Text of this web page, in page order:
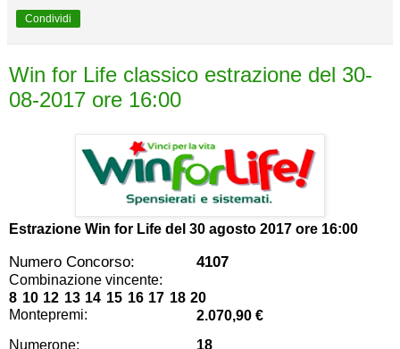
Condividi
Win for Life classico estrazione del 30-
08-2017 ore 16:00
Estrazione Win for Life del 30 agosto 2017 ore 16:00
Numero Concorso: 4107
Combinazione vincente:
8 10 12 13 14 15 16 17 18 20
Montepremi:
2.070,90 €
Numerone:
18